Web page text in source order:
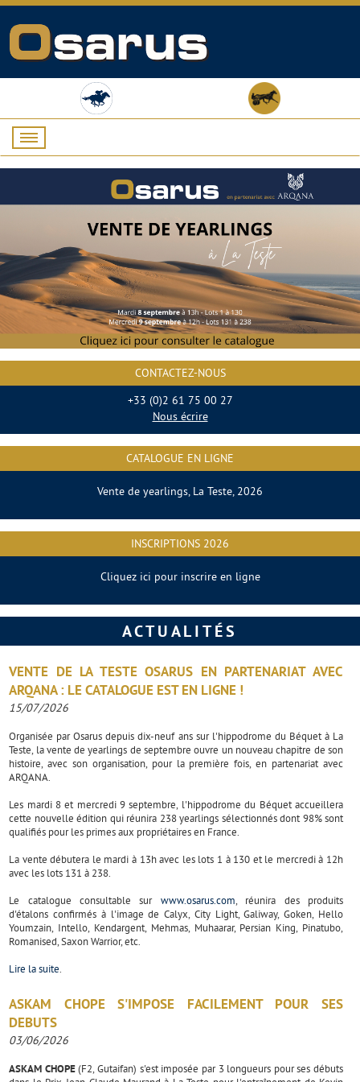
CONTACTEZ-NOUS
+33 (0)2 61 75 00 27
Nous écrire
CATALOGUE EN LIGNE
Vente de yearlings, La Teste, 2026
INSCRIPTIONS 2026
Cliquez ici pour inscrire en ligne
ACTUALITÉS
VENTE DE LA TESTE OSARUS EN PARTENARIAT AVEC
ARQANA : LE CATALOGUE EST EN LIGNE !
15/07/2026
Organisée par Osarus depuis dix-neuf ans sur l'hippodrome du Béquet à La
Teste, la vente de yearlings de septembre ouvre un nouveau chapitre de son
histoire, avec son organisation, pour la première fois, en partenariat avec
ARQANA.
Les mardi 8 et mercredi 9 septembre, l'hippodrome du Béquet accueillera
cette nouvelle édition qui réunira 238 yearlings sélectionnés dont 98% sont
qualifiés pour les primes aux propriétaires en France.
La vente débutera le mardi à 13h avec les lots 1 à 130 et le mercredi à 12h
avec les lots 131 à 238.
Le catalogue consultable sur www.osarus.com , réunira des produits
d'étalons confirmés à l'image de Calyx, City Light, Galiway, Goken, Hello
Youmzain, Intello, Kendargent, Mehmas, Muhaarar, Persian King, Pinatubo,
Romanised, Saxon Warrior, etc.
Lire la suite
ASKAM CHOPE S'IMPOSE FACILEMENT POUR SES
DEBUTS
03/06/2026
ASKAM CHOPE(F2, Gutaifan) s'est imposée par 3 longueurs pour ses débuts